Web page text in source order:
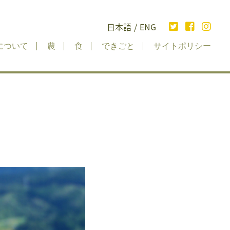
日本語 / ENG
ついて 農 食 できごと サイトポリシー